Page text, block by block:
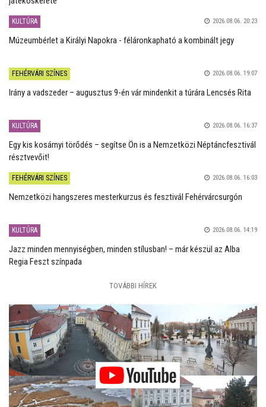
KULTÚRA 2026.08.06. 20:23
Múzeumbérlet a Királyi Napokra - féláronkapható a kombinált jegy
FEHÉRVÁRI SZÍNES 2026.08.06. 19:07
Irány a vadszeder – augusztus 9-én vár mindenkit a túrára Lencsés Rita
KULTÚRA 2026.08.06. 16:37
Egy kis kosárnyi törődés – segítse Ön is a Nemzetközi Néptáncfesztivál
résztvevőit!
FEHÉRVÁRI SZÍNES 2026.08.06. 16:03
Nemzetközi hangszeres mesterkurzus és fesztivál Fehérvárcsurgón
KULTÚRA 2026.08.06. 14:19
Jazz minden mennyiségben, minden stílusban! – már készül az Alba
Regia Feszt színpada
TOVÁBBI HÍREK